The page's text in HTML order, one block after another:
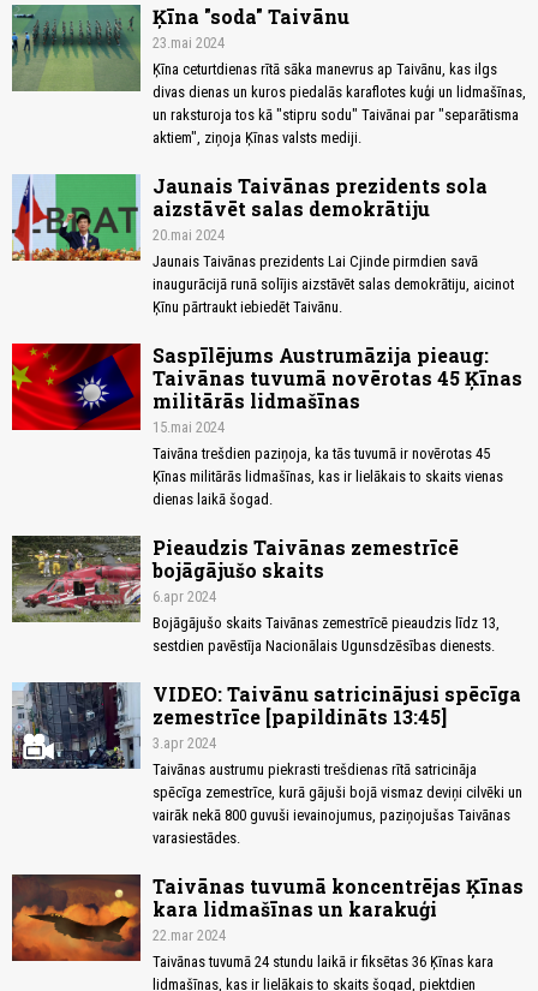
Ķīna "soda" Taivānu
23.mai 2024
Ķīna ceturtdienas rītā sāka manevrus ap Taivānu, kas ilgs
divas dienas un kuros piedalās karaflotes kuģi un lidmašīnas,
un raksturoja tos kā "stipru sodu" Taivānai par "separātisma
aktiem", ziņoja Ķīnas valsts mediji.
Jaunais Taivānas prezidents sola
aizstāvēt salas demokrātiju
20.mai 2024
Jaunais Taivānas prezidents Lai Cjinde pirmdien savā
inaugurācijā runā solījis aizstāvēt salas demokrātiju, aicinot
Ķīnu pārtraukt iebiedēt Taivānu.
Saspīlējums Austrumāzija pieaug:
Taivānas tuvumā novērotas 45 Ķīnas
militārās lidmašīnas
15.mai 2024
Taivāna trešdien paziņoja, ka tās tuvumā ir novērotas 45
Ķīnas militārās lidmašīnas, kas ir lielākais to skaits vienas
dienas laikā šogad.
Pieaudzis Taivānas zemestrīcē
bojāgājušo skaits
6.apr 2024
Bojāgājušo skaits Taivānas zemestrīcē pieaudzis līdz 13,
sestdien pavēstīja Nacionālais Ugunsdzēsības dienests.
VIDEO: Taivānu satricinājusi spēcīga
zemestrīce [papildināts 13:45]
3.apr 2024
Taivānas austrumu piekrasti trešdienas rītā satricināja
spēcīga zemestrīce, kurā gājuši bojā vismaz deviņi cilvēki un
vairāk nekā 800 guvuši ievainojumus, paziņojušas Taivānas
varasiestādes.
Taivānas tuvumā koncentrējas Ķīnas
kara lidmašīnas un karakuģi
22.mar 2024
Taivānas tuvumā 24 stundu laikā ir fiksētas 36 Ķīnas kara
lidmašīnas, kas ir lielākais to skaits šogad, piektdien